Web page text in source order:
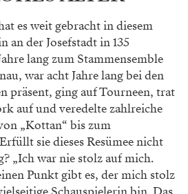
es weit gebracht in diesem
an der Josefstadt in135
lang zum Stammensemble
war acht Jahre lang bei den
präsent, ging auf Tourneen, trat
auf und veredelte zahlreiche
„Kottan“ bis zum
Erfüllt sie dieses Resümee nicht
„Ich war nie stolz auf mich.
Punkt gibt es, der mich stolz